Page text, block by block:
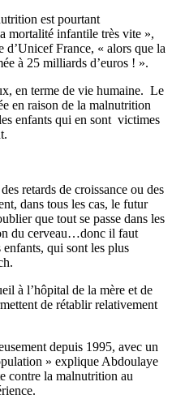
est pourtant
mortalité infantile très vite »,
d’UnicefFrance, « alors que la
à 25 milliards d’euros ! ».
en terme de vie humaine. Le
en raison de la malnutrition
enfants qui en sont victimes
retards de croissance ou des
dans tous les cas, le futur
que tout se passe dans les
du cerveau…donc il faut
enfants, qui sont les plus
.
à l’hôpital de la mère et de
de rétablir relativement
depuis 1995, avec un
» explique Abdoulaye
contre la malnutrition au